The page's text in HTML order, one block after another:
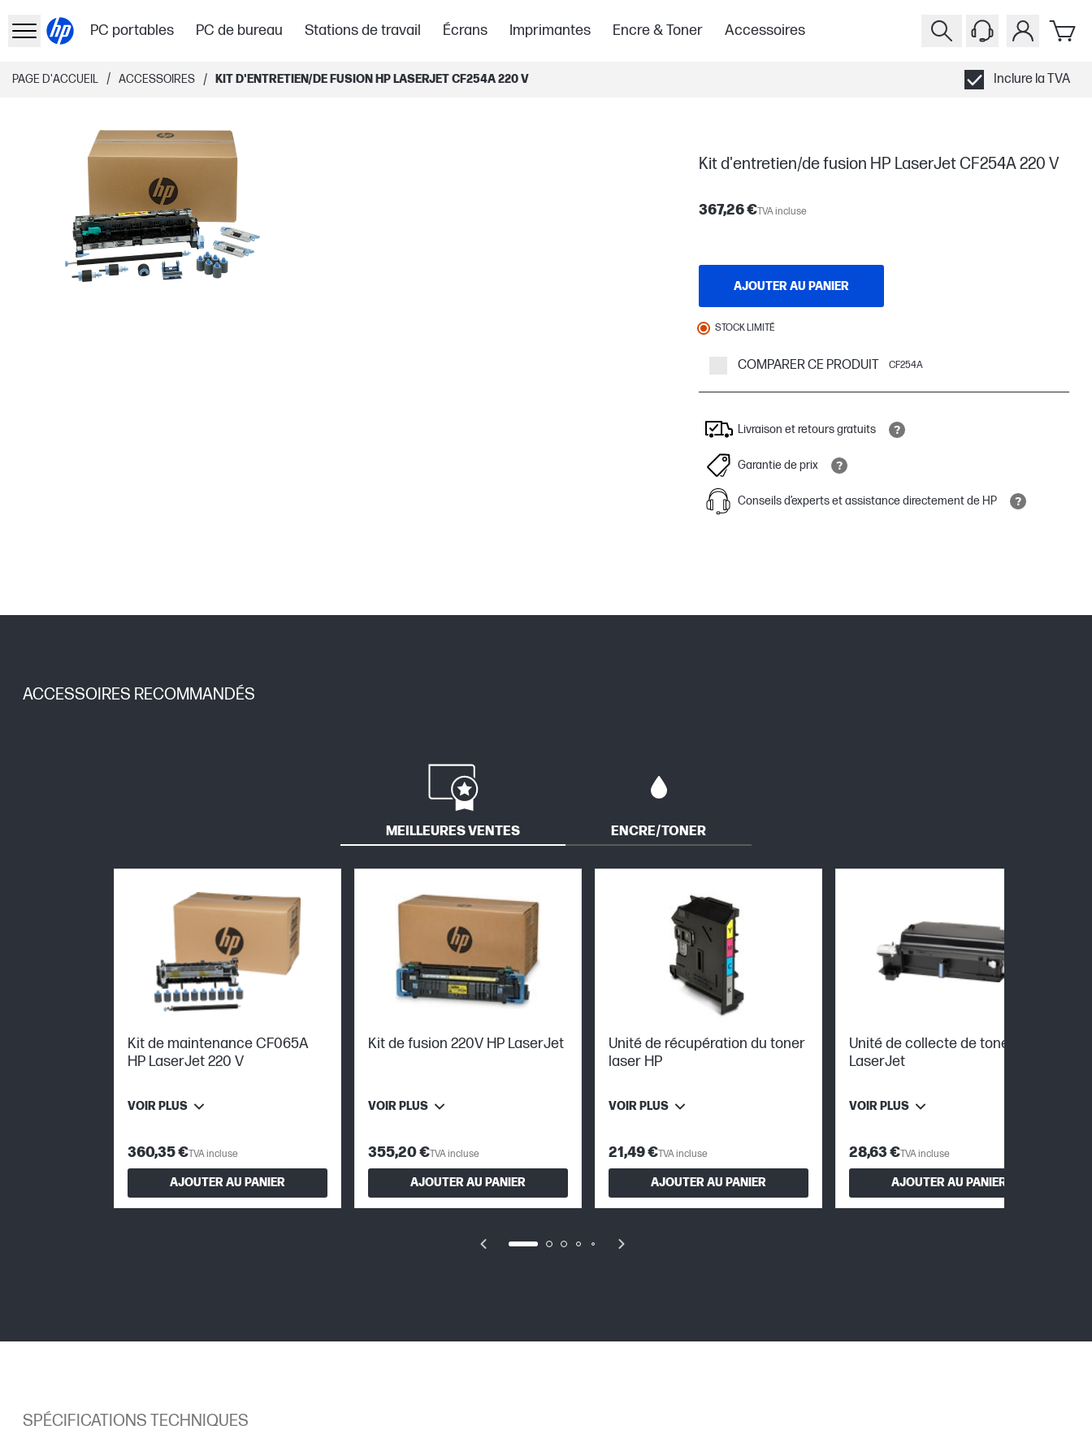
PC portables PC de bureau Stations de travail Écrans Imprimantes Encre & Toner Accessoires
PAGE D'ACCUEIL / ACCESSOIRES / KIT D'ENTRETIEN/DE FUSION HP LASERJET CF254A 220 V Inclure la TVA
Kit d'entretien/de fusion HP LaserJet CF254A 220 V
367,26 €TVA incluse
AJOUTER AU PANIER
STOCK LIMITÉ
COMPARER CE PRODUIT CF254A
Livraison et retours gratuits
Garantie de prix
Conseils d’experts et assistance directement de HP
ACCESSOIRES RECOMMANDÉS
MEILLEURES VENTES ENCRE/TONER
Kit de maintenance CF065A
HP LaserJet 220 V
VOIR PLUS
360,35 €TVA incluse
AJOUTER AU PANIER
Kit de fusion 220V HP LaserJet
VOIR PLUS
355,20 €TVA incluse
AJOUTER AU PANIER
Unité de récupération du toner
laser HP
VOIR PLUS
21,49 €TVA incluse
AJOUTER AU PANIER
Unité de collecte de toner HP
LaserJet
VOIR PLUS
28,63 €TVA incluse
AJOUTER AU PANIER
SPÉCIFICATIONS TECHNIQUES